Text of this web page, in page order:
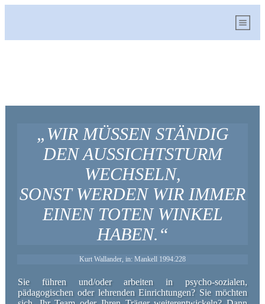
„WIR MÜSSEN STÄNDIG
DEN AUSSICHTSTURM
WECHSELN,
SONST WERDEN WIR IMMER
EINEN TOTEN WINKEL
HABEN.“
Kurt Wallander, in: Mankell 1994:228
Sie führen und/oder arbeiten in psycho-sozialen,
pädagogischen oder lehrenden Einrichtungen? Sie möchten